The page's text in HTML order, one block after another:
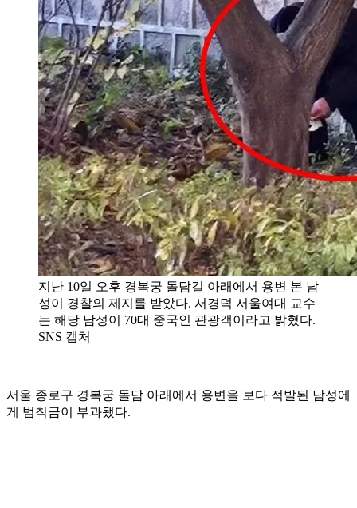
지난 10일 오후 경복궁 돌담길 아래에서 용변 본 남
성이 경찰의 제지를 받았다. 서경덕 서울여대 교수
는 해당 남성이 70대 중국인 관광객이라고 밝혔다.
SNS 캡처
서울 종로구 경복궁 돌담 아래에서 용변을 보다 적발된 남성에
게 범칙금이 부과됐다.